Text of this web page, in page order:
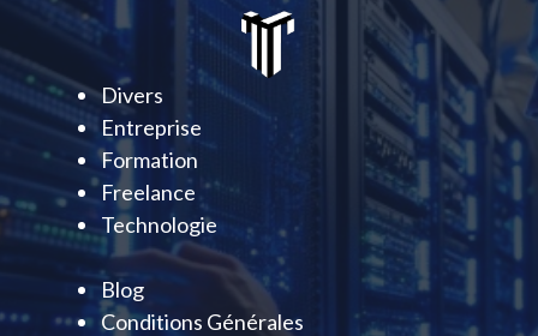
Divers
Entreprise
Formation
Freelance
Technologie
Blog
Conditions Générales